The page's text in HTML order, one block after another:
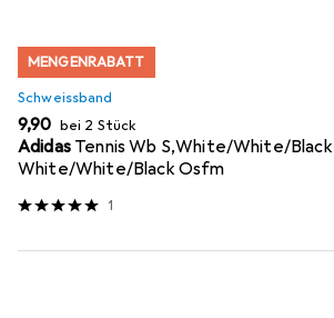
MENGENRABATT
Schweissband
EUR
9,90 bei 2 Stück
Adidas Tennis Wb S,White/White/Black
White/White/Black Osfm
1